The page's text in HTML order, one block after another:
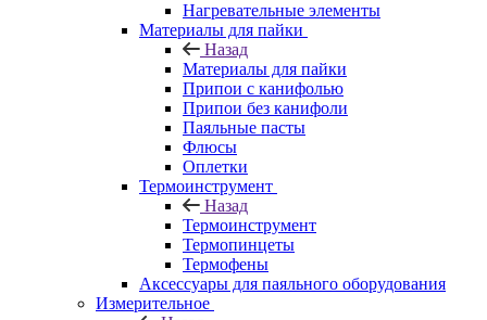
Нагревательные элементы
Материалы для пайки
Назад
Материалы для пайки
Припои с канифолью
Припои без канифоли
Паяльные пасты
Флюсы
Оплетки
Термоинструмент
Назад
Термоинструмент
Термопинцеты
Термофены
Аксессуары для паяльного оборудования
Измерительное